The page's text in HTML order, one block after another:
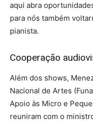
aqui abra
para nós também
pianista.
Cooperação
Além dos shows,
Nacional de Artes
Apoio às Micro e
reuniram com o